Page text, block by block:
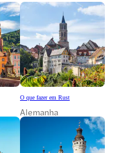
O que fazer em Rust
Alemanha